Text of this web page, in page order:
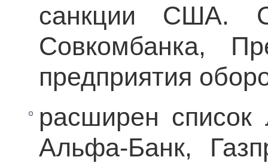
санкции США.
Совкомбанка,
предприятия
расширен
Альфа-Банк,